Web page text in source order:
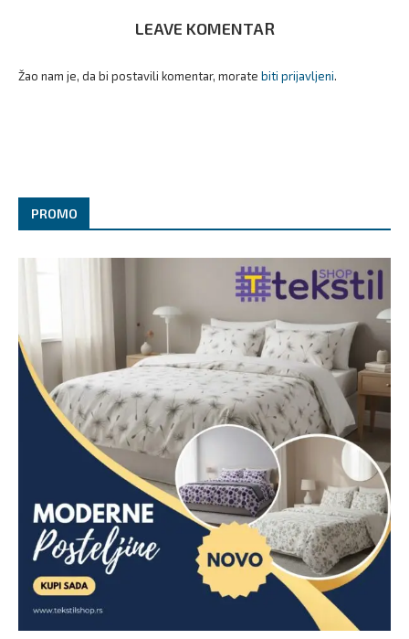
LEAVE KOMENTAR
Žao nam je, da bi postavili komentar, morate biti prijavljeni.
PROMO